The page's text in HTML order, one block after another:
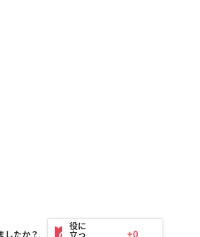
したか？ +0